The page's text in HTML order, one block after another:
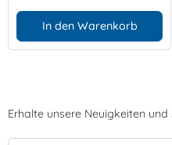
In den Warenkorb
Erhalte unsere Neuigkeiten